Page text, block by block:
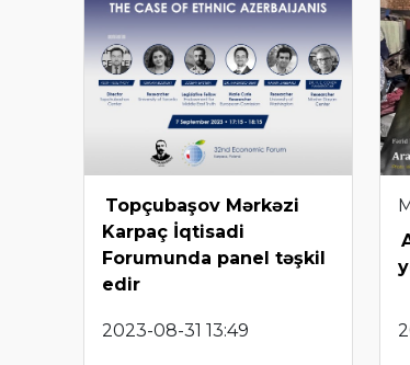
Topçubaşov Mərkəzi
Karpaç İqtisadi
Forumunda panel təşkil
edir
2023-08-31 13:49